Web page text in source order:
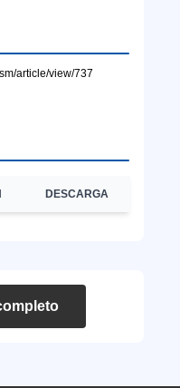
article/view/737
DESCARGA